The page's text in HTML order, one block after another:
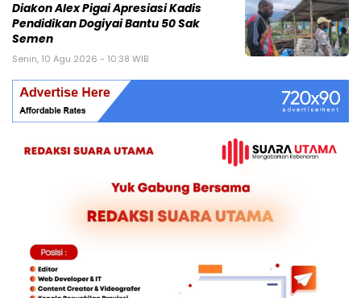
Diakon Alex Pigai Apresiasi Kadis
Pendidikan Dogiyai Bantu 50 Sak
Semen
Senin, 10 Agu 2026 - 10:38 WIB